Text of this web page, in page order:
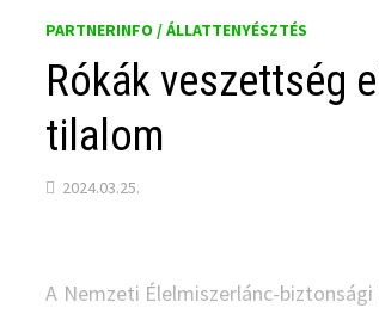
PARTNERINFO / ÁLLATTENYÉSZTÉS
Rókák veszettség
tilalom
2024.03.25.
A Nemzeti Élelmiszerlánc-